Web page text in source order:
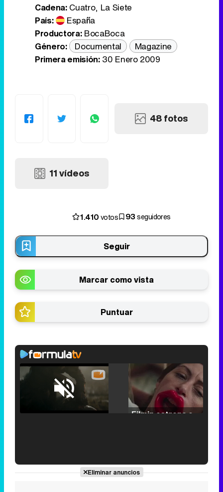
Cadena:Cuatro, La Siete
País:
España
Productora: BocaBoca
Género:
Documental
Magazine
Primera emisión:30 Enero 2009
48 fotos
11 vídeos
1.410votos 93seguidores
Seguir
Marcar como vista
Puntuar
Unmute /
'120 Minutos' celebra sus 2.000 programas en Telemadrid con un vídeo del día a día en la redacción
Eliminar anuncios